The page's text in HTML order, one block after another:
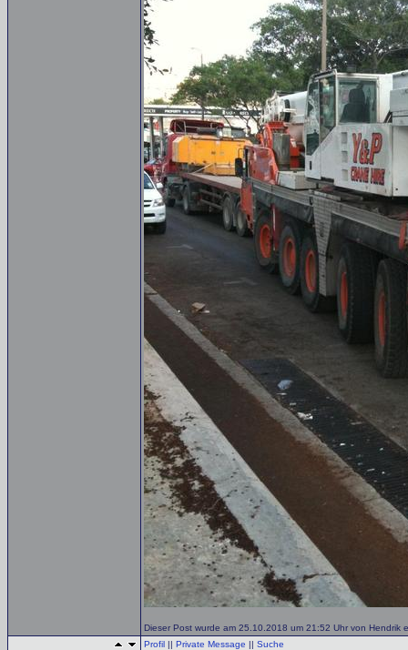
Dieser Post wurde am 25.10.2018 um 21:52 Uhr von Hendrik
Profil || Private Message || Suche